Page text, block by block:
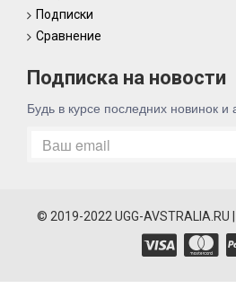
Подписки
Сравнение
Подписка на новости
Будь в курсе последних новинок и
© 2019-2022 UGG-